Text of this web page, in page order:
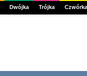
Dwójka Trójka Czwórka